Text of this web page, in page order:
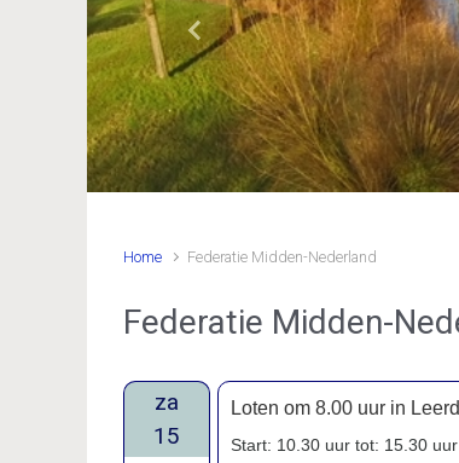
Vorige
Home Federatie Midden-Nederland
Federatie Midden-
za
15
Loten om 8.00 uur in
Start: 10.30 uur tot: 15.30 uur